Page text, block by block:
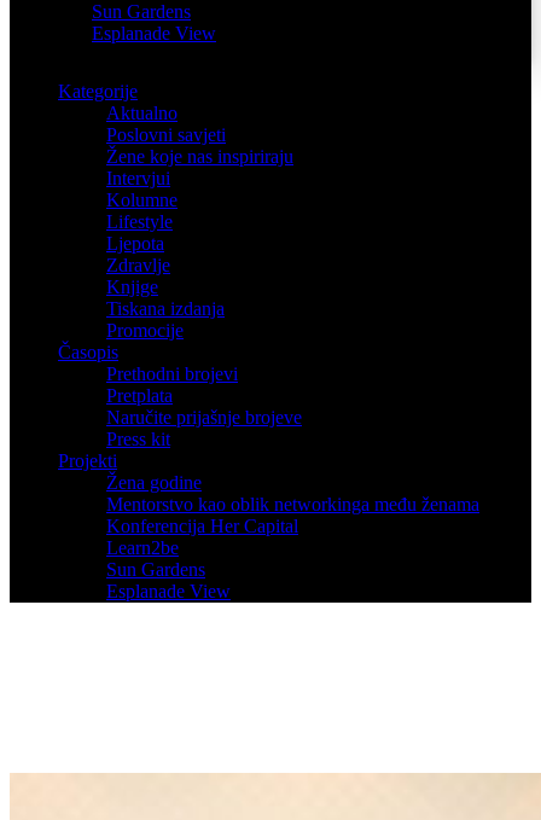
Sun Gardens
Esplanade View
Kategorije
Aktualno
Poslovni savjeti
Žene koje nas inspiriraju
Intervjui
Kolumne
Lifestyle
Ljepota
Zdravlje
Knjige
Tiskana izdanja
Promocije
Časopis
Prethodni brojevi
Pretplata
Naručite prijašnje brojeve
Press kit
Projekti
Žena godine
Mentorstvo kao oblik networkinga među ženama
Konferencija Her Capital
Learn2be
Sun Gardens
Esplanade View